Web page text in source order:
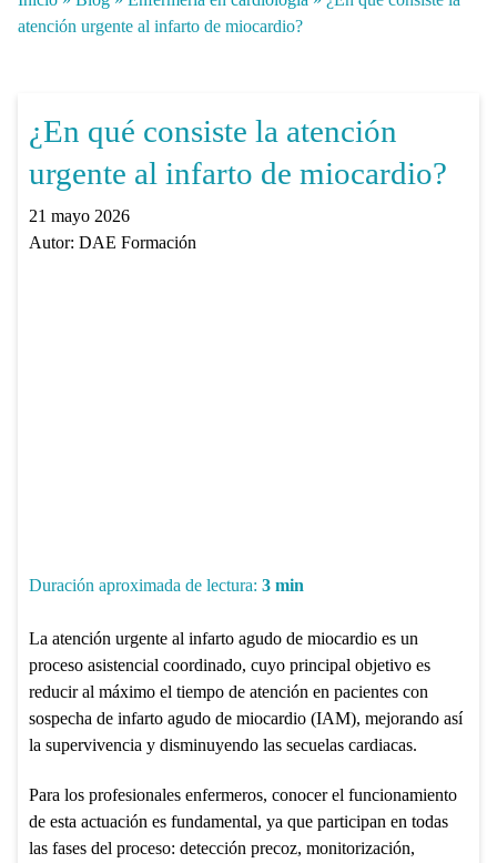
atención urgente al infarto de miocardio?
¿En qué consiste la atención
urgente al infarto de miocardio?
21 mayo 2026
Autor: DAE Formación
Duración aproximada de lectura: 3 min
La atención urgente al infarto agudo de miocardio es un
proceso asistencial coordinado, cuyo principal objetivo es
reducir al máximo el tiempo de atención en pacientes con
sospecha de infarto agudo de miocardio (IAM), mejorando así
la supervivencia y disminuyendo las secuelas cardiacas.
Para los profesionales enfermeros, conocer el funcionamiento
de esta actuación es fundamental, ya que participan en todas
las fases del proceso: detección precoz, monitorización,